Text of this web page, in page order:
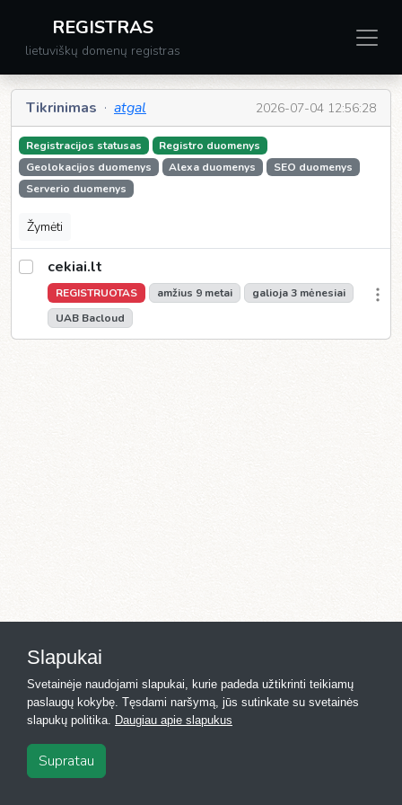
REGISTRAS
lietuviškų domenų registras
Tikrinimas · atgal 2026-07-04 12:56:28
Registracijos statusas
Registro duomenys
Geolokacijos duomenys
Alexa duomenys
SEO duomenys
Serverio duomenys
Žymėti
cekiai.lt
REGISTRUOTAS amžius 9 metai
galioja 3 mėnesiai
UAB Bacloud
2026
Slapukai
Svetainėje naudojami slapukai, kurie padeda užtikrinti teikiamų
paslaugų kokybę. Tęsdami naršymą, jūs sutinkate su svetainės
slapukų politika. Daugiau apie slapukus
Supratau